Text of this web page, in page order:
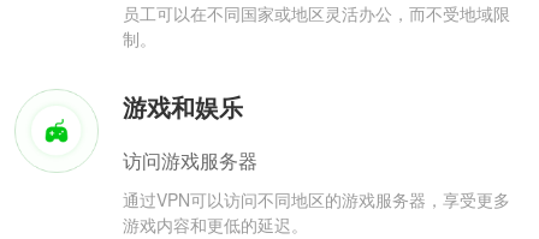
员工可以在不同国家或地区灵活办公，而不受地域限
制。
游戏和娱乐
访问游戏服务器
通过VPN可以访问不同地区的游戏服务器，享受更多
游戏内容和更低的延迟。